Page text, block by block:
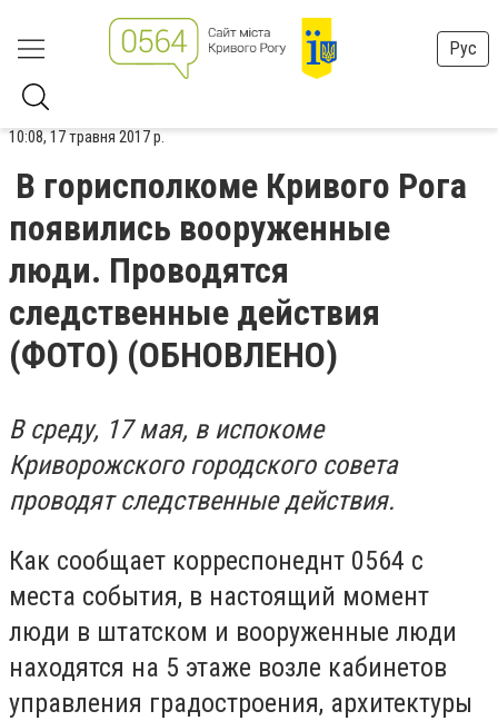
Рус
10:08, 17 травня 2017 р.
В горисполкоме Кривого Рога
появились вооруженные
люди. Проводятся
следственные действия
(ФОТО) (ОБНОВЛЕНО)
В среду, 17 мая, в испокоме
Криворожского городского совета
проводят следственные действия.
Как сообщает корреспонеднт 0564 с
места события, в настоящий момент
люди в штатском и вооруженные люди
находятся на 5 этаже возле кабинетов
управления градостроения, архитектуры